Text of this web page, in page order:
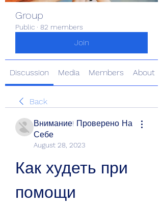
Group
Public · 82 members
Join
Discussion Media Members About
Back
Внимание! Проверено На
Себе
August 28, 2023
Как худеть при
помощи